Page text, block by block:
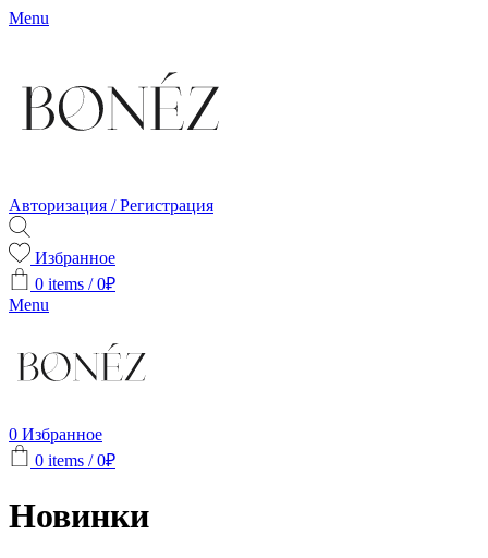
Menu
Авторизация / Регистрация
Избранное
0 items / 0₽
Menu
0 Избранное
0 items / 0₽
Новинки